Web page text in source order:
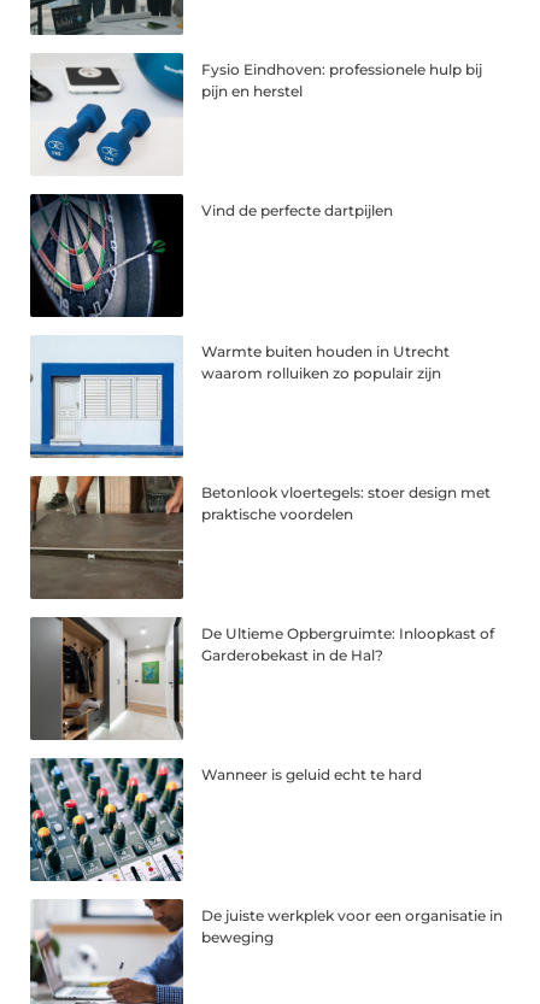
Fysio Eindhoven: professionele hulp bij
pijn en herstel
Vind de perfecte dartpijlen
Warmte buiten houden in Utrecht
waarom rolluiken zo populair zijn
Betonlook vloertegels: stoer design met
praktische voordelen
De Ultieme Opbergruimte: Inloopkast of
Garderobekast in de Hal?
Wanneer is geluid echt te hard
De juiste werkplek voor een organisatie in
beweging